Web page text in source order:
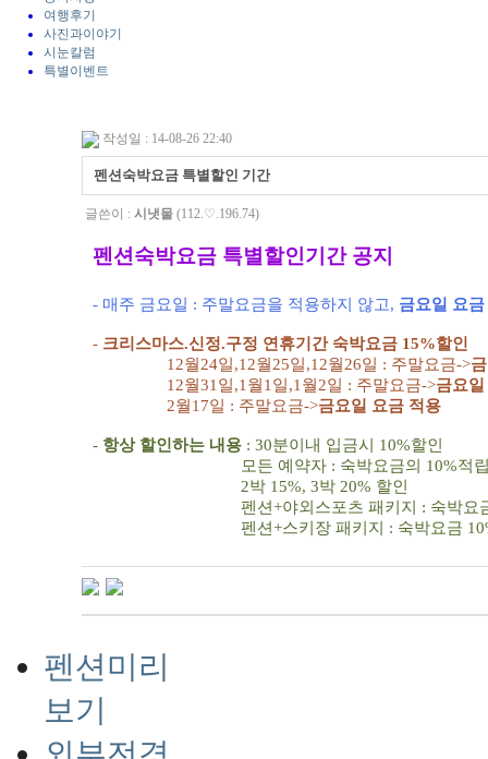
여행후기
사진과이야기
시눈칼럼
특별이벤트
작성일 : 14-08-26 22:40
펜션숙박요금 특별할인 기간
글쓴이 : 시냇물 (112.♡.196.74)
펜션숙박요금 특별할인기간 공지
- 매주 금요일 : 주말요금을 적용하지 않고, 금요일 요
- 크리스마스.신정.구정 연휴기간 숙박요금 15%할인
12월24일,12월25일,12월26일 : 주말요금->
12월31일,1월1일,1월2일 : 주말요금->금요
2월17일 : 주말요금->금요일 요금 적용
- 항상 할인하는 내용 : 30분이내 입금시 10%할인
모든 예약자 : 숙박요금의 10%적
2박 15%, 3박 20% 할인
펜션+야외스포츠 패키지 : 숙박요금 15%
펜션+스키장 패키지 : 숙박요금 10%할인
펜션미리
보기